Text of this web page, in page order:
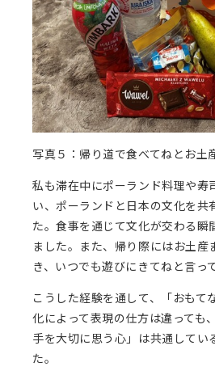
写真５：帰り道で食べてねとお土
私も滞在中にポーランド料理や寿
い、ポーランドと日本の文化を共
た。食事を通じて文化が交わる瞬
ました。また、帰り際にはお土産
き、いつでも遊びにきてねと言っ
こうした経験を通して、「おもて
化によって表現の仕方は違っても
手を大切に思う心」は共通してい
た。